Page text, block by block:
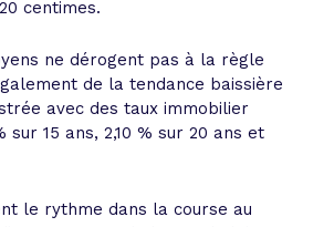
centimes.
ne dérogent pas à la règle
de la tendance baissière
avec des taux immobilier
sur 15 ans, 2,10 % sur 20 ans et
le rythme dans la course au